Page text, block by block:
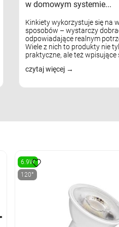
w domowym systemie...
Kinkiety wykorzystuje się na
sposobów – wystarczy
odpowiadające realnym
Wiele z nich to produkty nie
praktyczne, ale też wpisujące
czytaj więcej
6.9W
120°